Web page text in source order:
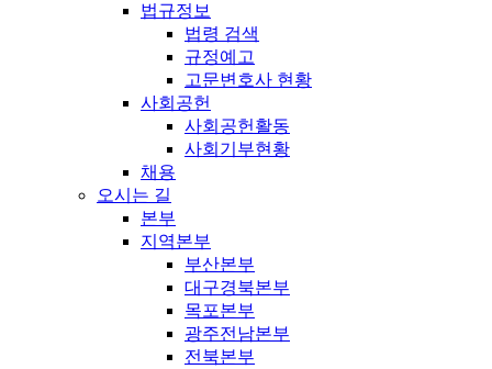
법규정보
법령 검색
규정예고
고문변호사 현황
사회공헌
사회공헌활동
사회기부현황
채용
오시는 길
본부
지역본부
부산본부
대구경북본부
목포본부
광주전남본부
전북본부